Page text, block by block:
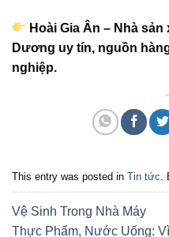
Hoài Gia Ân – Nhà
Dương uy tín, nguồn
nghiệp.
This entry was posted in Tin tức.
Vệ Sinh Trong Nhà Máy
Thực Phẩm, Nước Uống: Vì